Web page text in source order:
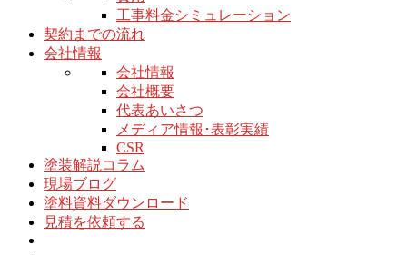
工事料金シミュレーション
契約までの流れ
会社情報
会社情報
会社概要
代表あいさつ
メディア情報･表彰実績
CSR
塗装解説コラム
現場ブログ
塗料資料ダウンロード
見積を依頼する